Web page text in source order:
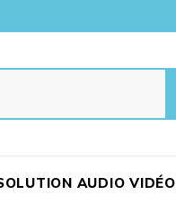
AUDIO VIDÉO